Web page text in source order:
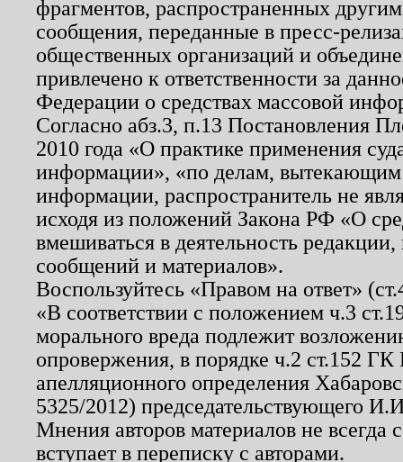
фрагментов, распространенных
сообщения, переданные в пресс-
общественных организаций и
привлечено к ответственности за
Федерации о средствах массовой
Согласно абз.3, п.13 Постановления
2010 года «О практике применения
информации», «по делам, вытекающим
информации, распространитель не
исходя из положений Закона РФ «О
вмешиваться в деятельность
сообщений и материалов».
Воспользуйтесь «Правом на ответ»
«В соответствии с положением ч.3
морального вреда подлежит
опровержения, в порядке ч.2 ст.152
апелляционного определения
5325/2012) председательствующего
Мнения авторов материалов не
вступает в переписку с авторами.